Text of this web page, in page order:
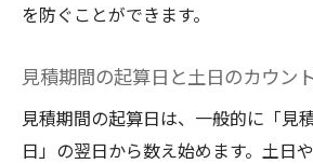
を防ぐことができます。
見積期間の起算日と土日のカウン
見積期間の起算日は、一般的に「見
日」の翌日から数え始めます。土日